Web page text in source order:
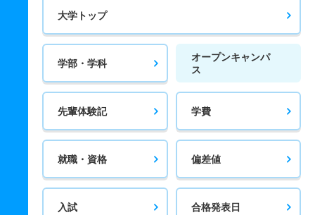
大学トップ
学部・学科
オープンキャンパ
ス
先輩体験記 学費
就職・資格 偏差値
入試 合格発表日